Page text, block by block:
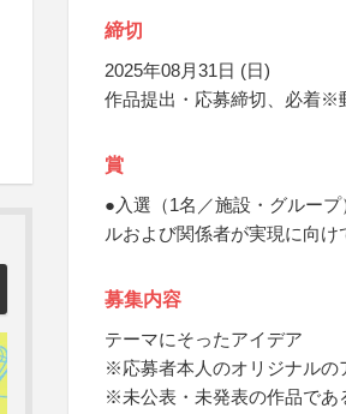
締切
2025年08月31日 (日)
作品提出・応募締切、必着※
賞
●入選（1名／施設・グルー
ルおよび関係者が実現に向け
募集内容
テーマにそったアイデア
※応募者本人のオリジナルの
※未公表・未発表の作品であ